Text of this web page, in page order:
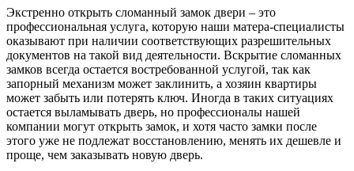
Экстренно открыть сломанный замок двери – это
профессиональная услуга, которую наши матера-специалисты
оказывают при наличии соответствующих разрешительных
документов на такой вид деятельности. Вскрытие сломанных
замков всегда остается востребованной услугой, так как
запорный механизм может заклинить, а хозяин квартиры
может забыть или потерять ключ. Иногда в таких ситуациях
остается выламывать дверь, но профессионалы нашей
компании могут открыть замок, и хотя часто замки после
этого уже не подлежат восстановлению, менять их дешевле и
проще, чем заказывать новую дверь.